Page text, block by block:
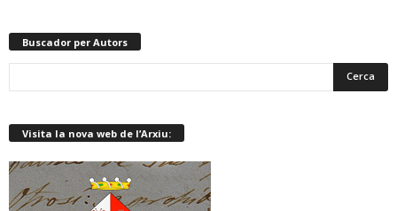
Buscador per Autors
Visita la nova web de l’Arxiu: